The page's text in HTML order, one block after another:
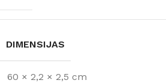
DIMENSIJAS
60 × 2,2 × 2,5 cm